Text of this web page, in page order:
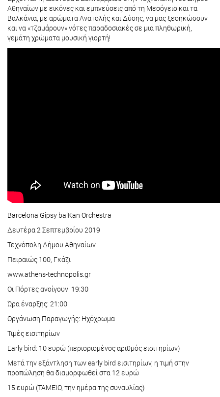
Αθηναίων με εικόνες και εμπνεύσεις από τη Μεσόγειο και τα
Βαλκάνια, με αρώματα Ανατολής και Δύσης, να μας ξεσηκώσουν
και να «τζαμάρουν» νότες παραδοσιακές σε μια πληθωρική,
γεμάτη χρώματα μουσική γιορτή!
Barcelona Gipsy balKan Orchestra
Δευτέρα 2 Σεπτεμβρίου 2019
Τεχνόπολη Δήμου Αθηναίων
Πειραιώς 100, Γκάζι
www.athens-technopolis.gr
Οι Πόρτες ανοίγουν: 19:30
Ώρα έναρξης: 21:00
Οργάνωση Παραγωγής: Ηχόχρωμα
Τιμές εισιτηρίων
Early bird: 10 ευρώ (περιορισμένος αριθμός εισιτηρίων)
Μετά την εξάντληση των early bird εισιτηρίων, η τιμή στην
προπώληση θα διαμορφωθεί στα 12 ευρώ
15 ευρώ (ΤΑΜΕΙΟ, την ημέρα της συναυλίας)